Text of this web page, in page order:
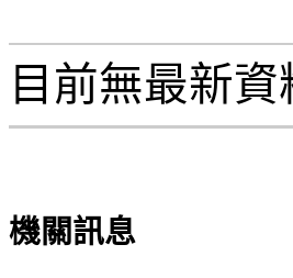
目前無最新資
機關訊息